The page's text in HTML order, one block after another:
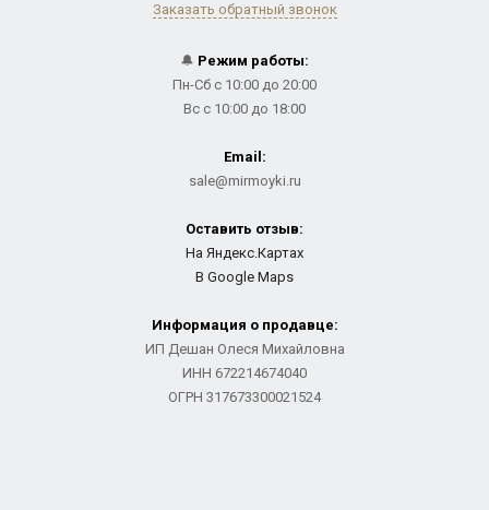
Заказать обратный звонок
🔔 Режим работы:
Пн-Сб с 10:00 до 20:00
Вс с 10:00 до 18:00
Email:
sale@mirmoyki.ru
Оставить отзыв:
На Яндекс.Картах
В Google Maps
Информация о продавце:
ИП Дешан Олеся Михайловна
ИНН 672214674040
ОГРН 317673300021524